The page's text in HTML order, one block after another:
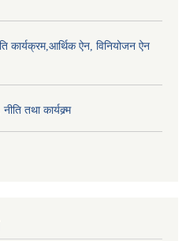
कार्यक्रम,आर्थिक ऐन, विनियोजन ऐन
तथा कार्यक्र्म